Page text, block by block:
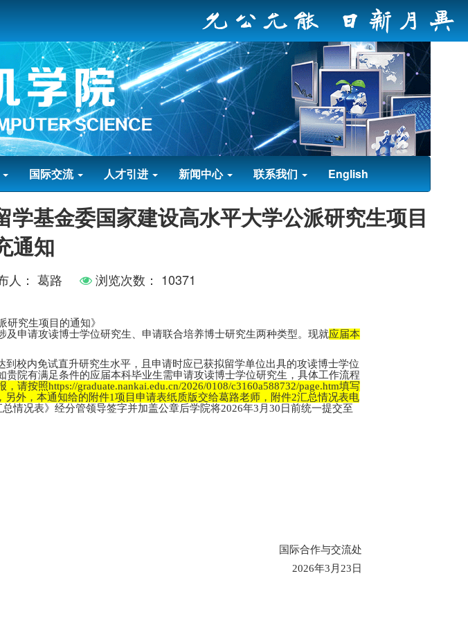
国际交流 人才引进 新闻中心 联系我们 English
学基金委国家建设高水平大学公派研究生项目
通知
人： 葛路 浏览次数： 10371
究生项目的通知》
及申请攻读博士学位研究生、申请联合培养博士研究生两种类型。现就应届本
校内免试直升研究生水平，且申请时应已获拟留学单位出具的攻读博士学位
院有满足条件的应届本科毕业生需申请攻读博士学位研究生，具体工作流程
，请按照https://graduate.nankai.edu.cn/2026/0108/c3160a588732/page.htm填写
外，本通知给的附件1项目申请表纸质版交给葛路老师，附件2汇总情况表电
情况表》经分管领导签字并加盖公章后学院将2026年3月30日前统一提交至
国际合作与交流处
2026年3月23日